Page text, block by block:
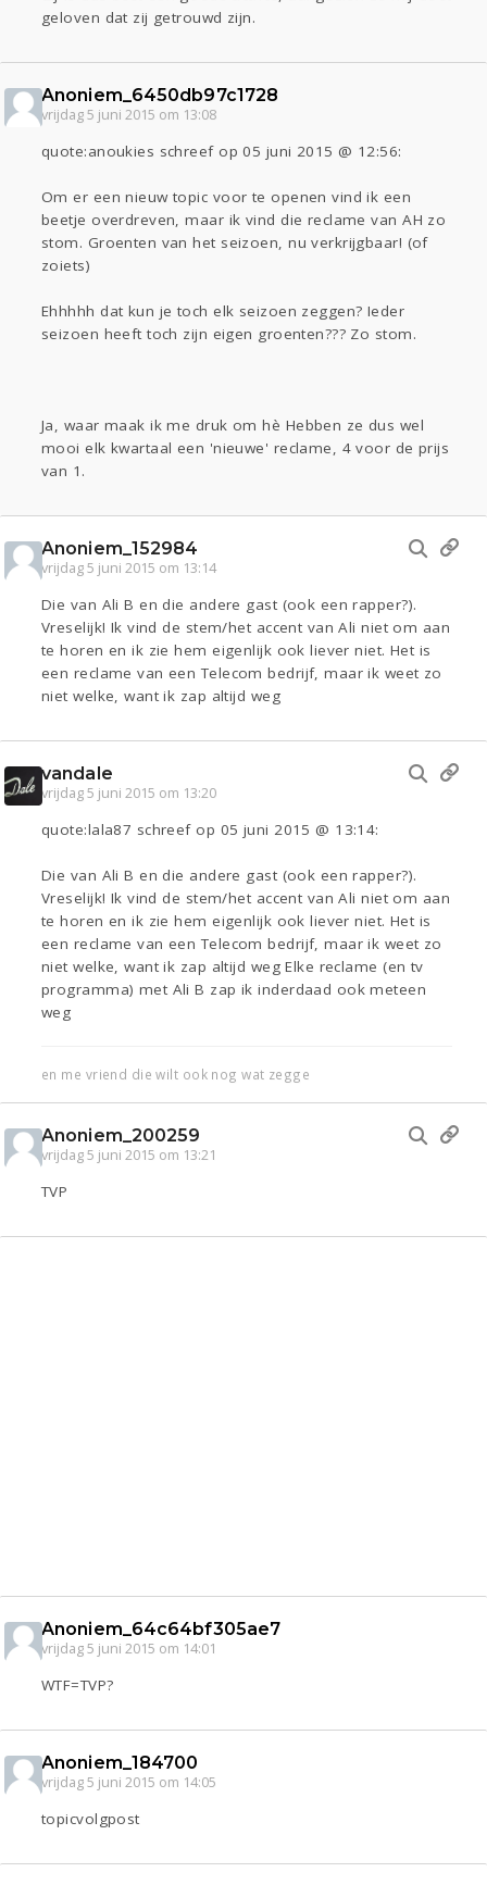
geloven dat zij getrouwd zijn.
Anoniem_6450db97c1728
vrijdag 5 juni 2015 om 13:08
quote:anoukies schreef op 05 juni 2015 @ 12:56:
Om er een nieuw topic voor te openen vind ik een
beetje overdreven, maar ik vind die reclame van AH zo
stom. Groenten van het seizoen, nu verkrijgbaar! (of
zoiets)
Ehhhhh dat kun je toch elk seizoen zeggen? Ieder
seizoen heeft toch zijn eigen groenten??? Zo stom.
Ja, waar maak ik me druk om hè Hebben ze dus wel
mooi elk kwartaal een 'nieuwe' reclame, 4 voor de prijs
van 1.
Anoniem_152984
vrijdag 5 juni 2015 om 13:14
Die van Ali B en die andere gast (ook een rapper?).
Vreselijk! Ik vind de stem/het accent van Ali niet om aan
te horen en ik zie hem eigenlijk ook liever niet. Het is
een reclame van een Telecom bedrijf, maar ik weet zo
niet welke, want ik zap altijd weg
vandale
vrijdag 5 juni 2015 om 13:20
quote:lala87 schreef op 05 juni 2015 @ 13:14:
Die van Ali B en die andere gast (ook een rapper?).
Vreselijk! Ik vind de stem/het accent van Ali niet om aan
te horen en ik zie hem eigenlijk ook liever niet. Het is
een reclame van een Telecom bedrijf, maar ik weet zo
niet welke, want ik zap altijd weg Elke reclame (en tv
programma) met Ali B zap ik inderdaad ook meteen
weg
en me vriend die wilt ook nog wat zegge
Anoniem_200259
vrijdag 5 juni 2015 om 13:21
TVP
Anoniem_64c64bf305ae7
vrijdag 5 juni 2015 om 14:01
WTF=TVP?
Anoniem_184700
vrijdag 5 juni 2015 om 14:05
topicvolgpost